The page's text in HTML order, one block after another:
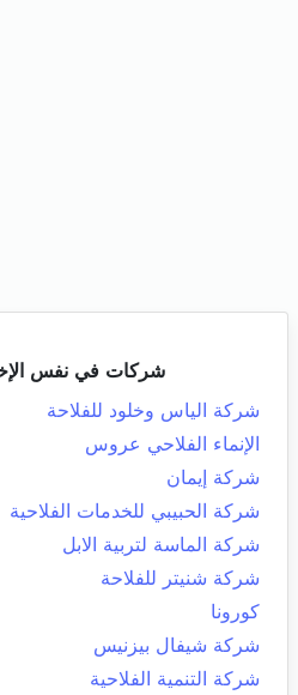
شركات في نفس
شركة الياس وخلود للفلاحة
الإنماء الفلاحي عروس
شركة إيمان
شركة الحبيبي للخدمات الفلاحية
شركة الماسة لتربية الابل
شركة شنيتر للفلاحة
كورونا
شركة شيفال بيزنيس
شركة التنمية الفلاحية